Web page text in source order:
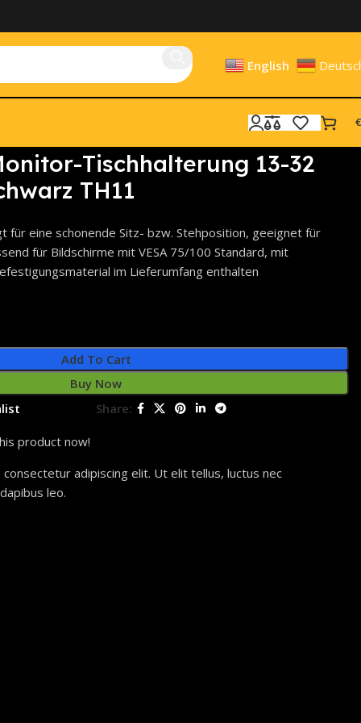
English
€
Tischhalterung 13-32
TH11
für eine schonende Sitz- bzw. Stehposition, geeignet für
für Bildschirme mit VESA 75/100 Standard, mit
im Lieferumfang enthalten
Add To Cart
Buy Now
Share:
product now!
adipiscing elit. Ut elit tellus, luctus nec
leo.